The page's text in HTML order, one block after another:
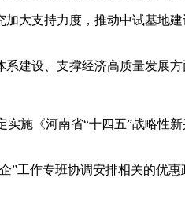
支持力度，推动中试基地
设、支撑经济高质量发展方
《河南省“十四五”战略性
作专班协调安排相关的优